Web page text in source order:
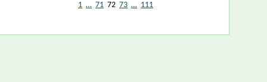
1 … 71 72 73 … 111